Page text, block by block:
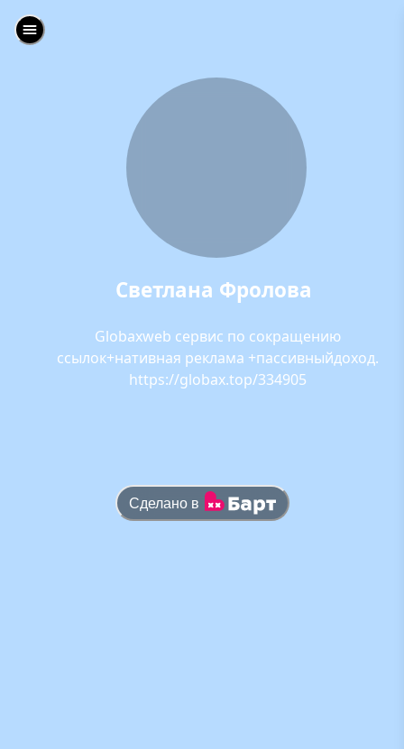
Светлана Фролова
Globaxweb сервис по сокращению
ссылок+нативная реклама +пассивныйдоход.
https://globax.top/334905
Сделано в